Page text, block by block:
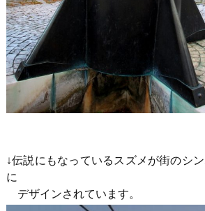
↓伝説にもなっているスズメが街のシ
に
デザインされています。